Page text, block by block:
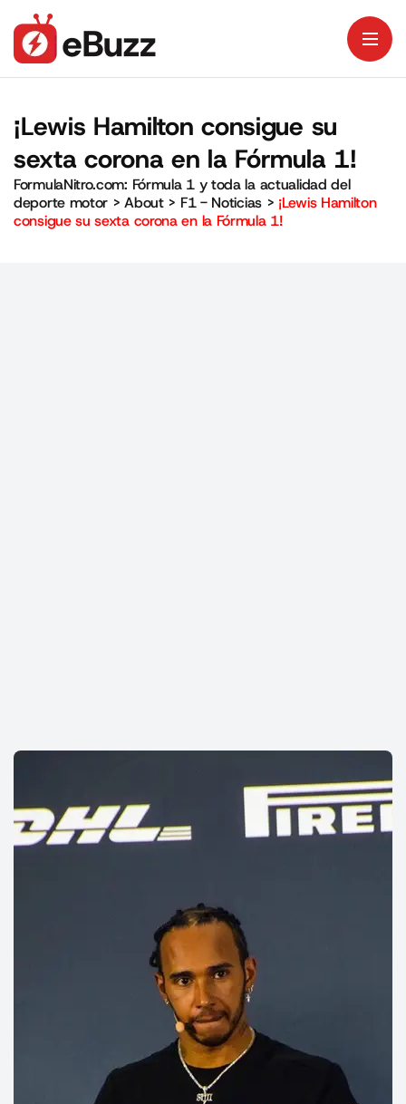
¡Lewis Hamilton consigue su
sexta corona en la Fórmula 1!
FormulaNitro.com: Fórmula 1 y toda la actualidad del
deporte motor >About> F1 - Noticias> ¡Lewis Hamilton
consigue su sexta corona en la Fórmula 1!